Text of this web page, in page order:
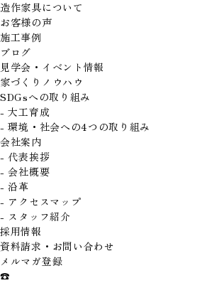
造作家具について
お客様の声
施工事例
ブログ
見学会・イベント情報
家づくりノウハウ
SDGsへの取り組み
- 大工育成
- 環境・社会への4つの取り組み
会社案内
- 代表挨拶
- 会社概要
- 沿革
- アクセスマップ
- スタッフ紹介
採用情報
資料請求・お問い合わせ
メルマガ登録
☎